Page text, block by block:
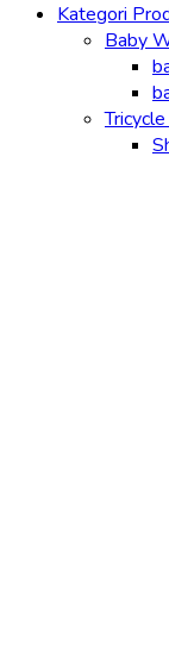
Kategori
Baby